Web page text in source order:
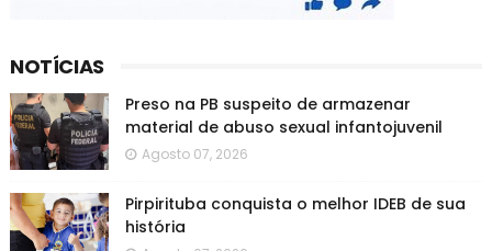
NOTÍCIAS
Preso na PB suspeito de armazenar
material de abuso sexual infantojuvenil
Agosto 07, 2026
Pirpirituba conquista o melhor IDEB de sua
história